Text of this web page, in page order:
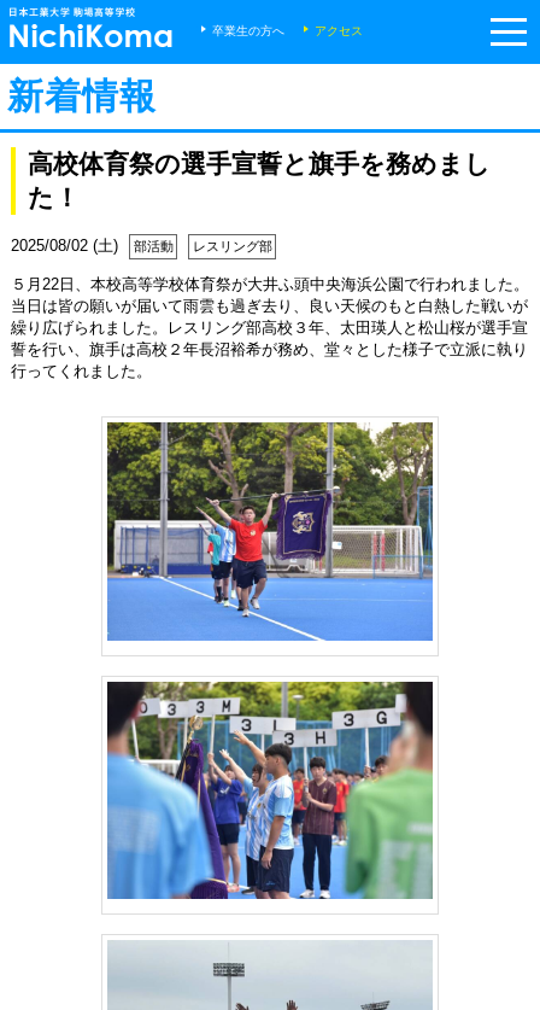
卒業生の方へ アクセス
新着情報
高校体育祭の選手宣誓と旗手を務めまし
た！
2025/08/02 (土) 部活動 レスリング部
５月22日、本校高等学校体育祭が大井ふ頭中央海浜公園で行われました。
当日は皆の願いが届いて雨雲も過ぎ去り、良い天候のもと白熱した戦いが
繰り広げられました。レスリング部高校３年、太田瑛人と松山桜が選手宣
誓を行い、旗手は高校２年長沼裕希が務め、堂々とした様子で立派に執り
行ってくれました。